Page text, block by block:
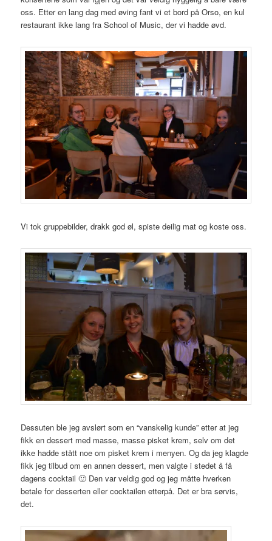
oss. Etter en lang dag med øving fant vi et bord på Orso, en kul
restaurant ikke lang fra School of Music, der vi hadde øvd.
Vi tok gruppebilder, drakk god øl, spiste deilig mat og koste oss.
Dessuten ble jeg avslørt som en “vanskelig kunde” etter at jeg
fikk en dessert med masse, masse pisket krem, selv om det
ikke hadde stått noe om pisket krem i menyen. Og da jeg klagde
fikk jeg tilbud om en annen dessert, men valgte i stedet å få
dagens cocktail 🙂 Den var veldig god og jeg måtte hverken
betale for desserten eller cocktailen etterpå. Det er bra sørvis,
det.